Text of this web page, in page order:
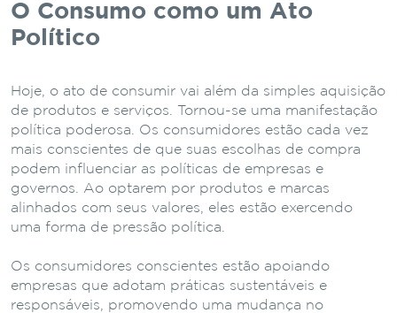
O Consumo como um Ato
Político
Hoje, o ato de consumir vai além da simples aquisição
de produtos e serviços. Tornou-se uma manifestação
política poderosa. Os consumidores estão cada vez
mais conscientes de que suas escolhas de compra
podem influenciar as políticas de empresas e
governos. Ao optarem por produtos e marcas
alinhados com seus valores, eles estão exercendo
uma forma de pressão política.
Os consumidores conscientes estão apoiando
empresas que adotam práticas sustentáveis e
responsáveis, promovendo uma mudança no